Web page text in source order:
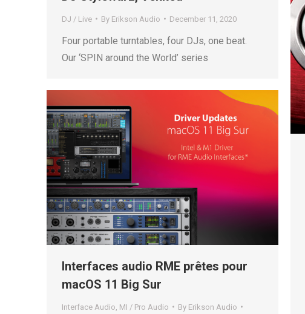
DJ / Live By Erikson Audio December 11, 2020
Four portable turntables, four DJs, one beat.
Our ‘SPIN around the World’ series
Interfaces audio RME prêtes pour
macOS 11 Big Sur
Interface Audio MI / Pro Audio By Erikson Audio